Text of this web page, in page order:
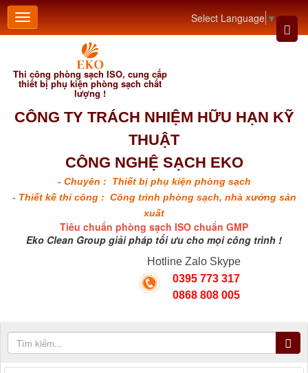
Thi công phòng sạch ISO, cung cấp
thiết bị phụ kiện phòng sạch chất
lượng !
CÔNG TY TRÁCH NHIỆM HỮU HẠN KỸ
THUẬT
CÔNG NGHỆ SẠCH EKO
- Chuyên : Thiết bị phụ kiện phòng sạch
- Thiết kế thi công : Công trình phòng sạch, nhà xưởng sản
xuất
Tiêu chuẩn phòng sạch ISO chuẩn GMP
Eko Clean Group giải pháp tối ưu cho mọi công trình !
Hotline Zalo Skype
0395 773 317
0868 808 005
Select Language▼